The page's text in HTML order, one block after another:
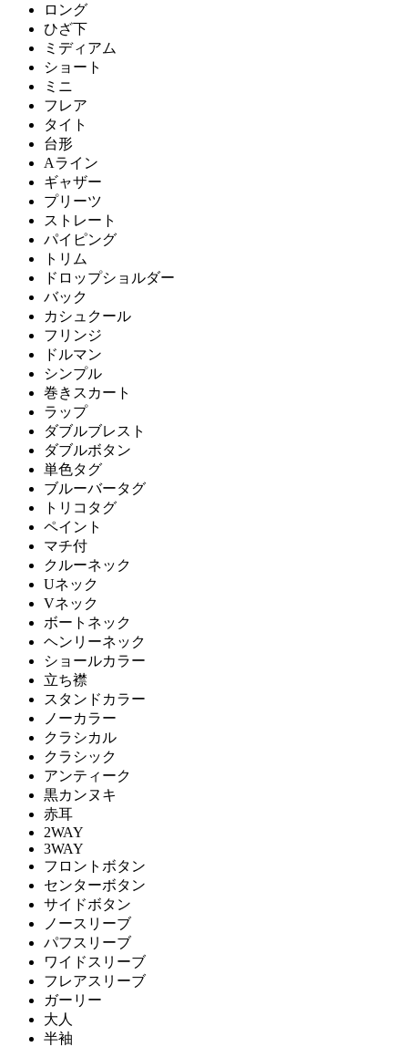
ロング
ひざ下
ミディアム
ショート
ミニ
フレア
タイト
台形
Aライン
ギャザー
プリーツ
ストレート
パイピング
トリム
ドロップショルダー
バック
カシュクール
フリンジ
ドルマン
シンプル
巻きスカート
ラップ
ダブルブレスト
ダブルボタン
単色タグ
ブルーバータグ
トリコタグ
ペイント
マチ付
クルーネック
Uネック
Vネック
ボートネック
ヘンリーネック
ショールカラー
立ち襟
スタンドカラー
ノーカラー
クラシカル
クラシック
アンティーク
黒カンヌキ
赤耳
2WAY
3WAY
フロントボタン
センターボタン
サイドボタン
ノースリーブ
パフスリーブ
ワイドスリーブ
フレアスリーブ
ガーリー
大人
半袖